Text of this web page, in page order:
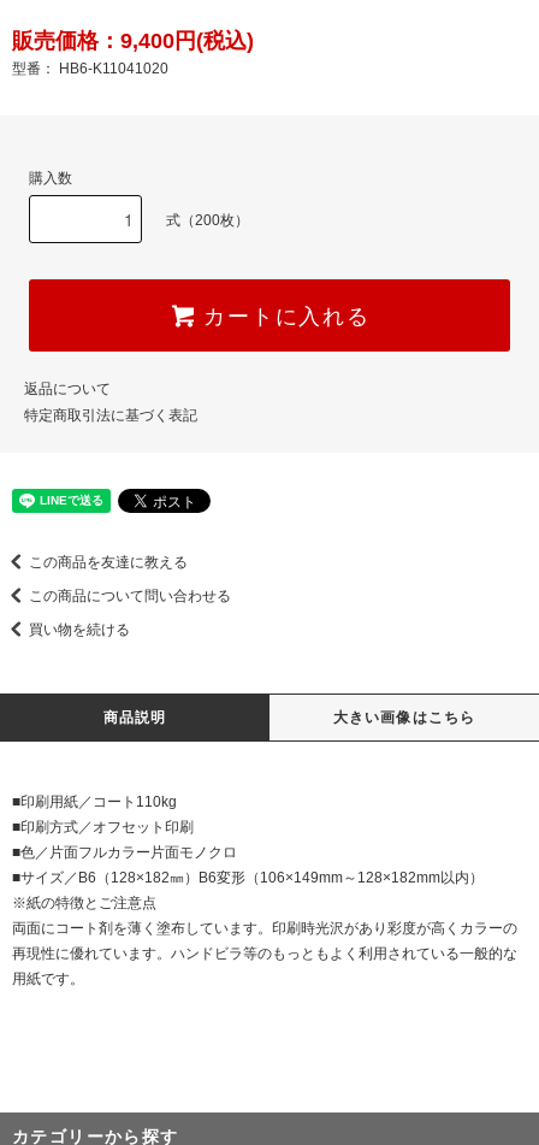
販売価格：9,400円(税込)
型番： HB6-K11041020
購入数
式（200枚）
カートに入れる
返品について
特定商取引法に基づく表記
この商品を友達に教える
この商品について問い合わせる
買い物を続ける
商品説明 大きい画像はこちら
■印刷用紙／コート110kg
■印刷方式／オフセット印刷
■色／片面フルカラー片面モノクロ
■サイズ／B6（128×182㎜）B6変形（106×149mm～128×182mm以内）
※紙の特徴とご注意点
両面にコート剤を薄く塗布しています。印刷時光沢があり彩度が高くカラーの
再現性に優れています。ハンドビラ等のもっともよく利用されている一般的な
用紙です。
カテゴリーから探す